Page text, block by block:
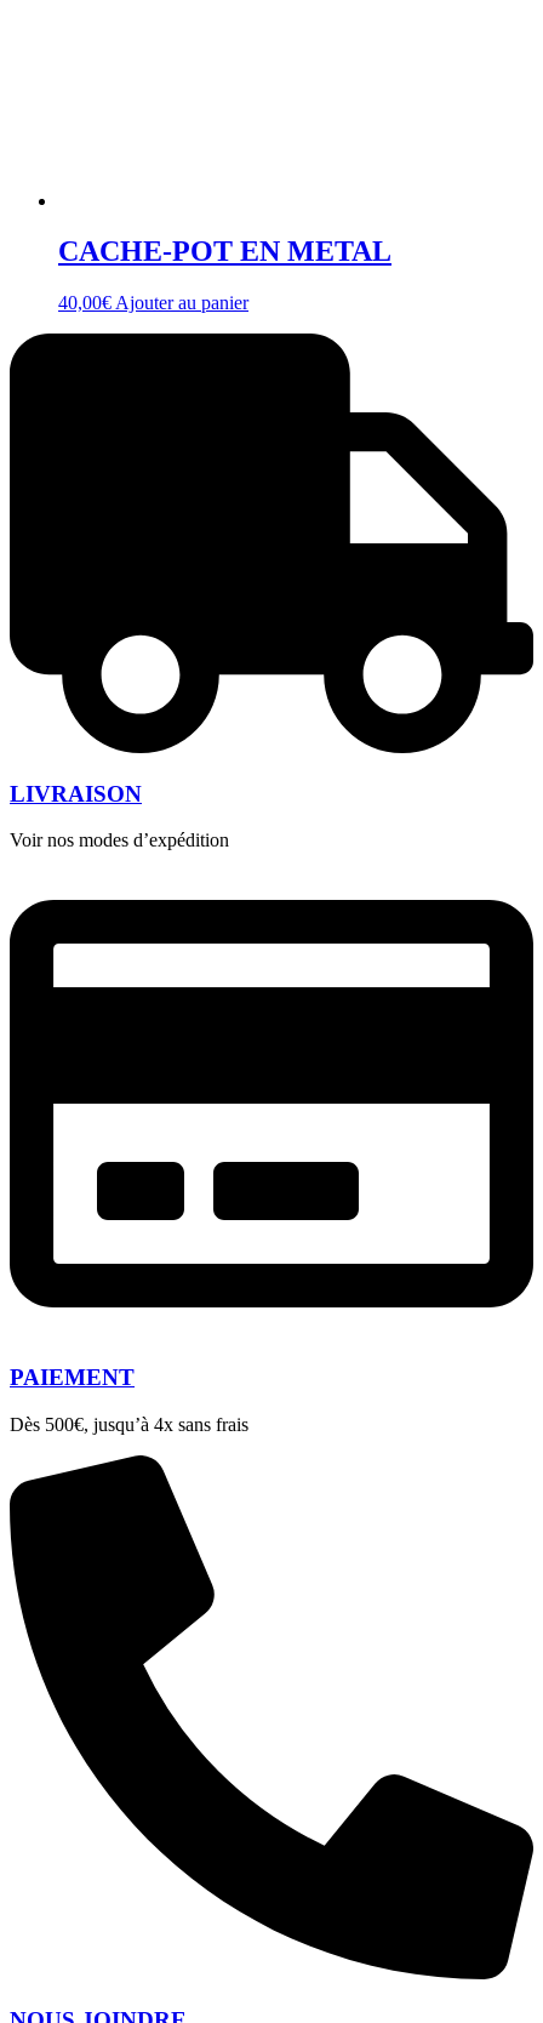
CACHE-POT EN METAL
40,00€ Ajouter au panier
LIVRAISON
Voir nos modes d’expédition
PAIEMENT
Dès 500€, jusqu’à 4x sans frais